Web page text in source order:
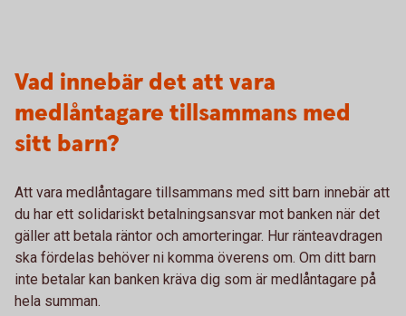
Vad innebär det att vara
medlåntagare tillsammans med
sitt barn?
Att vara medlåntagare tillsammans med sitt barn innebär att
du har ett solidariskt betalningsansvar mot banken när det
gäller att betala räntor och amorteringar. Hur ränteavdragen
ska fördelas behöver ni komma överens om. Om ditt barn
inte betalar kan banken kräva dig som är medlåntagare på
hela summan.